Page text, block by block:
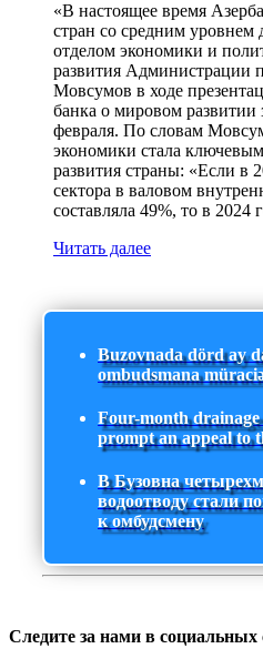
«В настоящее время
стран со средним уровнем
отделом экономики и
развития Администрации
Мовсумов в ходе
банка о мировом развитии
февраля. По словам
экономики стала
развития страны: «Если в
сектора в валовом
составляла 49%, то в 2024
Читать далее
Buzovnada dörd ay
ombudsmana
Four-month
prompt an appeal to
В Бузовна
водоотводу стали
к омбудсмену
Следите за нами в социальных